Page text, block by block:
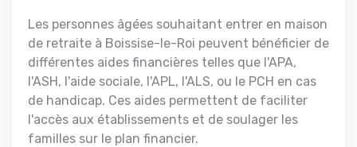
Les personnes âgées souhaitant entrer en maison
de retraite à Boissise-le-Roi peuvent bénéficier de
différentes aides financières telles que l'APA,
l'ASH, l'aide sociale, l'APL, l'ALS, ou le PCH en cas
de handicap. Ces aides permettent de faciliter
l'accès aux établissements et de soulager les
familles sur le plan financier.